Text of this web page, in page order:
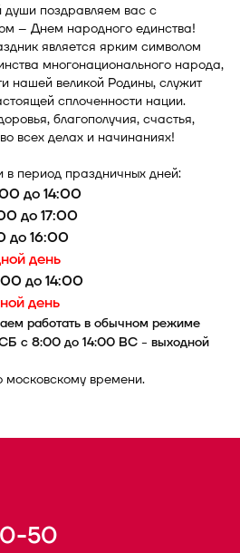
души поздравляем вас с
– Днем народного единства!
является ярким символом
многонационального народа,
нашей великой Родины, служит
сплоченности нации.
благополучия, счастья,
всех делах и начинаниях!
период праздничных дней:
до 14:00
до 17:00
до 16:00
день
до 14:00
день
работать в обычном режиме
с 8:00 до 14:00 ВС - выходной
времени.
50